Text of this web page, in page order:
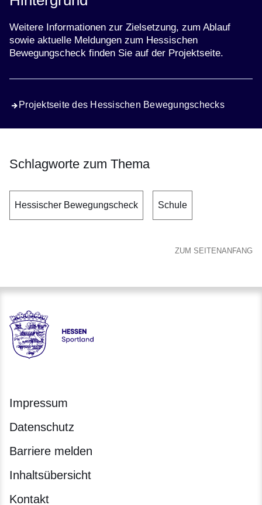
Weitere Informationen zur Zielsetzung, zum Ablauf
sowie aktuelle Meldungen zum Hessischen
Bewegungscheck finden Sie auf der Projektseite.
Projektseite des Hessischen Bewegungschecks
Schlagworte zum Thema
Hessischer Bewegungscheck Schule
ZUM SEITENANFANG
Hessen - Landesprogramm SPORTLAND HESSEN bewegt
Impressum
Datenschutz
Barriere melden
Inhaltsübersicht
Kontakt